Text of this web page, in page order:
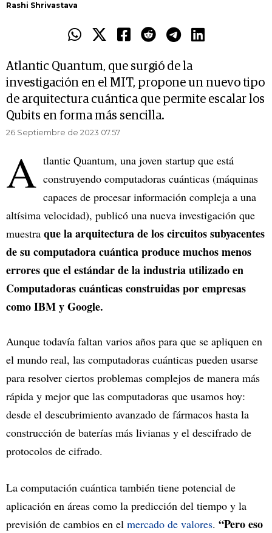
Rashi Shrivastava
Atlantic Quantum, que surgió de la
investigación en el MIT, propone un nuevo tipo
de arquitectura cuántica que permite escalar los
Qubits en forma más sencilla.
26 Septiembre de 2023 07.57
A tlantic Quantum, una joven startup que está
construyendo computadoras cuánticas (máquinas
capaces de procesar información compleja a una
altísima velocidad), publicó una nueva investigación que
muestra que la arquitectura de los circuitos subyacentes
de su computadora cuántica produce muchos menos
errores que el estándar de la industria utilizado en
Computadoras cuánticas construidas por empresas
como IBM y Google.
Aunque todavía faltan varios años para que se apliquen en
el mundo real, las computadoras cuánticas pueden usarse
para resolver ciertos problemas complejos de manera más
rápida y mejor que las computadoras que usamos hoy:
desde el descubrimiento avanzado de fármacos hasta la
construcción de baterías más livianas y el descifrado de
protocolos de cifrado.
La computación cuántica también tiene potencial de
aplicación en áreas como la predicción del tiempo y la
previsión de cambios en el mercado de valores. “Pero eso